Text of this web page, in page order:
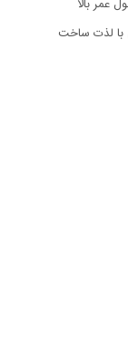
عمر بالا
با لذت ساخت